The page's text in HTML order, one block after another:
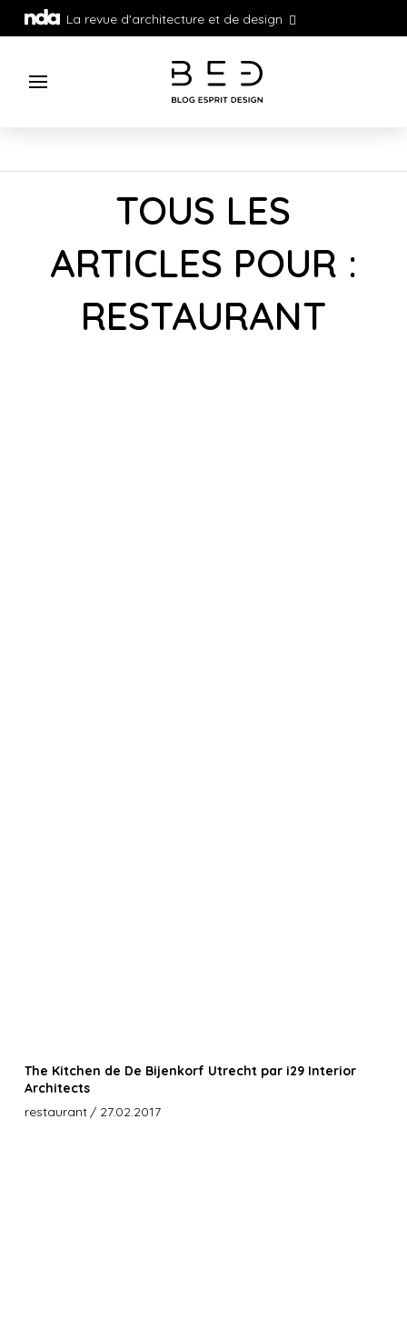
La revue d'architecture et de design
TOUS LES
ARTICLES POUR :
RESTAURANT
The Kitchen de De Bijenkorf Utrecht par i29 Interior
Architects
restaurant / 27.02.2017